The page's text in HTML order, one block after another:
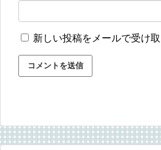
新しい投稿をメールで受け